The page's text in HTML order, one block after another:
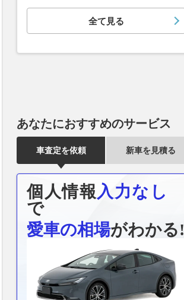
全て見る
あなたにおすすめのサービス
車査定を依頼 新車を見積る
個人情報 入力なし
で
愛車の相場がわかる!